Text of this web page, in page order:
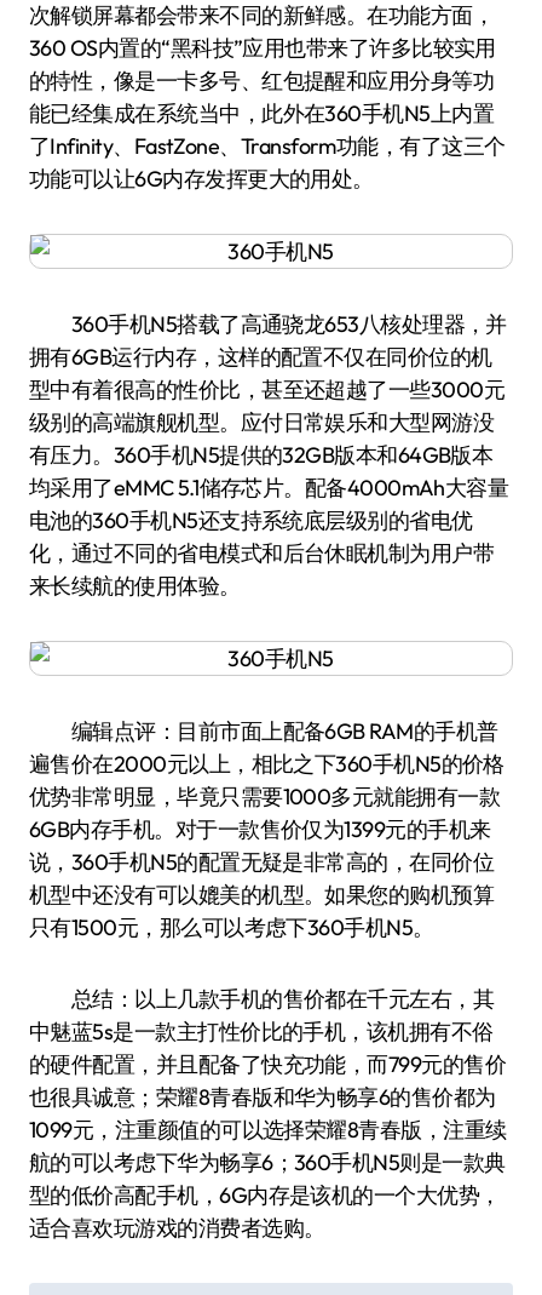
次解锁屏幕都会带来不同的新鲜感。在功能方面，
360 OS内置的“黑科技”应用也带来了许多比较实用
的特性，像是一卡多号、红包提醒和应用分身等功
能已经集成在系统当中，此外在360手机N5上内置
了Infinity、FastZone、Transform功能，有了这三个
功能可以让6G内存发挥更大的用处。
360手机N5搭载了高通骁龙653八核处理器，并
拥有6GB运行内存，这样的配置不仅在同价位的机
型中有着很高的性价比，甚至还超越了一些3000元
级别的高端旗舰机型。应付日常娱乐和大型网游没
有压力。360手机N5提供的32GB版本和64GB版本
均采用了eMMC 5.1储存芯片。配备4000mAh大容量
电池的360手机N5还支持系统底层级别的省电优
化，通过不同的省电模式和后台休眠机制为用户带
来长续航的使用体验。
编辑点评：目前市面上配备6GB RAM的手机普
遍售价在2000元以上，相比之下360手机N5的价格
优势非常明显，毕竟只需要1000多元就能拥有一款
6GB内存手机。对于一款售价仅为1399元的手机来
说，360手机N5的配置无疑是非常高的，在同价位
机型中还没有可以媲美的机型。如果您的购机预算
只有1500元，那么可以考虑下360手机N5。
总结：以上几款手机的售价都在千元左右，其
中魅蓝5s是一款主打性价比的手机，该机拥有不俗
的硬件配置，并且配备了快充功能，而799元的售价
也很具诚意；荣耀8青春版和华为畅享6的售价都为
1099元，注重颜值的可以选择荣耀8青春版，注重续
航的可以考虑下华为畅享6；360手机N5则是一款典
型的低价高配手机，6G内存是该机的一个大优势，
适合喜欢玩游戏的消费者选购。